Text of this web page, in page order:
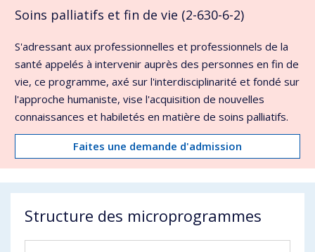
Soins palliatifs et fin de vie (2-630-6-2)
S'adressant aux professionnelles et professionnels de la
santé appelés à intervenir auprès des personnes en fin de
vie, ce programme, axé sur l'interdisciplinarité et fondé sur
l'approche humaniste, vise l'acquisition de nouvelles
connaissances et habiletés en matière de soins palliatifs.
Faites une demande d'admission
Structure des microprogrammes